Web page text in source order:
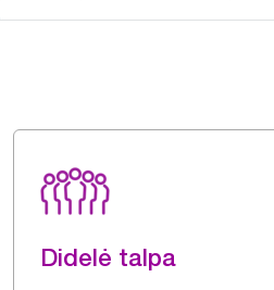
Didelė talpa